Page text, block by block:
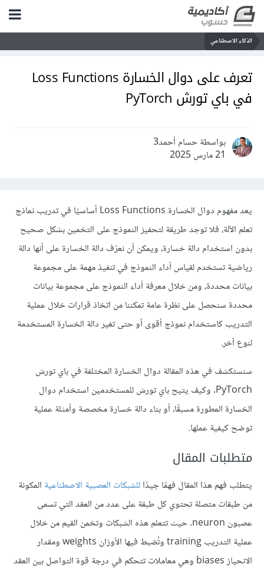
الذكاء الاصطناعي
تعرف على دوال الخسارة Loss Functions
في باي تورش PyTorch
بواسطة حسام أحمد3
21 مارس 2025
يعد مفهوم دوال الخسارة Loss Functions أساسيًا في تدريب نماذج
تعلم الآلة، فلا توجد طريقة لتحفيز النموذج على التخمين بشكل صحيح
بدون استخدام دالة خسارة، ويمكن أن نعرّف دالة الخسارة على أنها دالة
رياضية تستخدم لقياس أداء النموذج في تنفيذ مهمة على مجموعة
بيانات محددة، ومن خلال معرفة أداء النموذج على مجموعة بيانات
محددة سنحصل على نظرة عامة تمكننا من اتخاذ قرارات خلال عملية
التدريب كاستخدام نموذج أقوى أو حتى تغير دالة الخسارة المستخدمة
لنوع آخر.
سنستكشف في هذه المقالة دوال الخسارة المختلفة في باي تورش
PyTorch. وكيف يتيح باي تورش للمستخدمين استخدام دوال
الخسارة المطورة مسبقًا، أو بناء دالة خسارة مخصصة وأمثلة عملية
توضح كيفية عملها.
متطلبات المقال
يتطلب فهم هذا المقال فهمًا جيدًاللشبكات العصبية الاصطناعية المكونة
من طبقات متصلة تحتوي كل طبقة على عدد من العقد التي تسمى
عصبون neuron. حيث تتعلم هذه الشبكات وتخمن القيم من خلال
عملية التدريب training وتُضبط فيها الأوزان weights ومقدار
الانحياز biases وهي معاملات تتحكم في درجة قوة التواصل بين العقد